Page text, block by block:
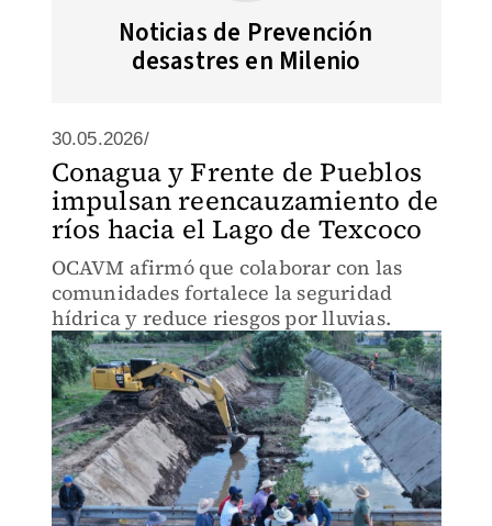
Noticias de Prevención
desastres en Milenio
30.05.2026/
Conagua y Frente de Pueblos
impulsan reencauzamiento de
ríos hacia el Lago de Texcoco
OCAVM afirmó que colaborar con las
comunidades fortalece la seguridad
hídrica y reduce riesgos por lluvias.